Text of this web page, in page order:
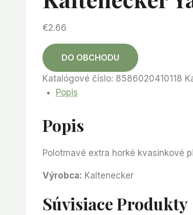
€2.66
DO OBCHODU
Katalógové číslo: 8586020410118
Popis
Popis
Polotmavé extra horké kvasinkové
Výrobca: Kaltenecker
Súvisiace Produkty